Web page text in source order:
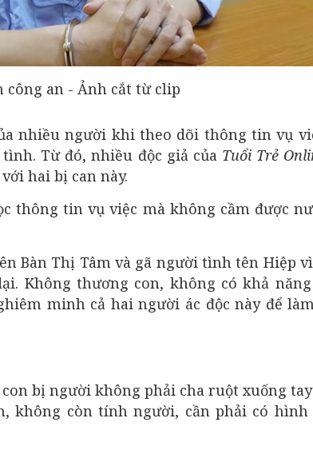
công an - Ảnh cắt từ clip
nhiều người khi theo dõi thông tin vụ
Từ đó, nhiều độc giả của Tuổi Trẻ
hai bị can này.
thông tin vụ việc mà không cầm được
Bàn Thị Tâm và gã người tình tên Hiệp
Không thương con, không có khả
minh cả hai người ác độc này để
bị người không phải cha ruột xuống
không còn tính người, cần phải có